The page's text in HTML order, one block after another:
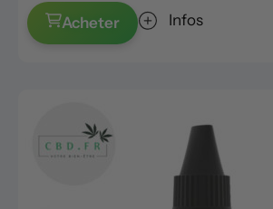
Acheter Infos